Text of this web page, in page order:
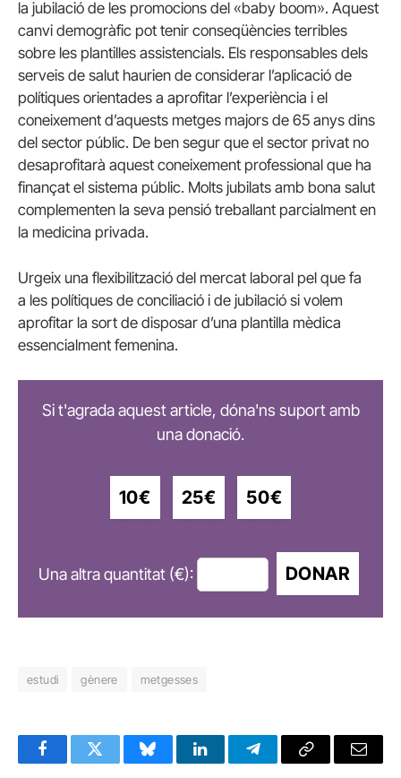
la jubilació de les promocions del «baby boom». Aquest
canvi demogràfic pot tenir conseqüències terribles
sobre les plantilles assistencials. Els responsables dels
serveis de salut haurien de considerar l’aplicació de
polítiques orientades a aprofitar l’experiència i el
coneixement d’aquests metges majors de 65 anys dins
del sector públic. De ben segur que el sector privat no
desaprofitarà aquest coneixement professional que ha
finançat el sistema públic. Molts jubilats amb bona salut
complementen la seva pensió treballant parcialment en
la medicina privada.
Urgeix una flexibilització del mercat laboral pel que fa
a les polítiques de conciliació i de jubilació si volem
aprofitar la sort de disposar d’una plantilla mèdica
essencialment femenina.
Si t'agrada aquest article, dóna'ns suport amb
una donació.
10€ 25€ 50€
Una altra quantitat (€): DONAR
estudi gènere metgesses
FacebookTwitter BlueskyLinkedInTelegramCopy
Email